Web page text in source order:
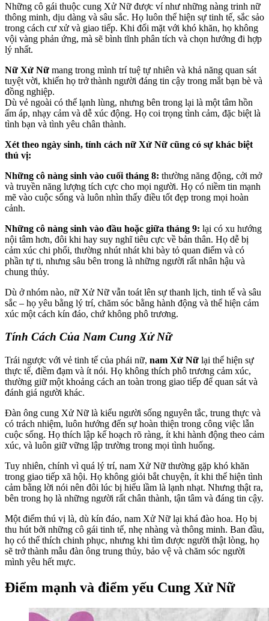
Những cô gái thuộc cung Xử Nữ được ví như những nàng trinh nữ
thông minh, dịu dàng và sâu sắc. Họ luôn thể hiện sự tinh tế, sắc sảo
trong cách cư xử và giao tiếp. Khi đối mặt với khó khăn, họ không
vội vàng phản ứng, mà sẽ bình tĩnh phân tích và chọn hướng đi hợp
lý nhất.
Nữ Xử Nữ mang trong mình trí tuệ tự nhiên và khả năng quan sát
tuyệt vời, khiến họ trở thành người đáng tin cậy trong mắt bạn bè và
đồng nghiệp.
Dù vẻ ngoài có thể lạnh lùng, nhưng bên trong lại là một tâm hồn
ấm áp, nhạy cảm và dễ xúc động. Họ coi trọng tình cảm, đặc biệt là
tình bạn và tình yêu chân thành.
Xét theo ngày sinh, tính cách nữ Xử Nữ cũng có sự khác biệt
thú vị:
Những cô nàng sinh vào cuối tháng 8: thường năng động, cởi mở
và truyền năng lượng tích cực cho mọi người. Họ có niềm tin mạnh
mẽ vào cuộc sống và luôn nhìn thấy điều tốt đẹp trong mọi hoàn
cảnh.
Những cô nàng sinh vào đầu hoặc giữa tháng 9: lại có xu hướng
nội tâm hơn, đôi khi hay suy nghĩ tiêu cực về bản thân. Họ dễ bị
cảm xúc chi phối, thường nhút nhát khi bày tỏ quan điểm và có
phần tự ti, nhưng sâu bên trong là những người rất nhân hậu và
chung thủy.
Dù ở nhóm nào, nữ Xử Nữ vẫn toát lên sự thanh lịch, tinh tế và sâu
sắc – họ yêu bằng lý trí, chăm sóc bằng hành động và thể hiện cảm
xúc một cách kín đáo, chứ không phô trương.
Tính Cách Của Nam Cung Xử Nữ
Trái ngược với vẻ tinh tế của phái nữ, nam Xử Nữ lại thể hiện sự
thực tế, điềm đạm và ít nói. Họ không thích phô trương cảm xúc,
thường giữ một khoảng cách an toàn trong giao tiếp để quan sát và
đánh giá người khác.
Đàn ông cung Xử Nữ là kiểu người sống nguyên tắc, trung thực và
có trách nhiệm, luôn hướng đến sự hoàn thiện trong công việc lẫn
cuộc sống. Họ thích lập kế hoạch rõ ràng, ít khi hành động theo cảm
xúc, và luôn giữ vững lập trường trong mọi tình huống.
Tuy nhiên, chính vì quá lý trí, nam Xử Nữ thường gặp khó khăn
trong giao tiếp xã hội. Họ không giỏi bắt chuyện, ít khi thể hiện tình
cảm bằng lời nói nên đôi lúc bị hiểu lầm là lạnh nhạt. Nhưng thật ra,
bên trong họ là những người rất chân thành, tận tâm và đáng tin cậy.
Một điểm thú vị là, dù kín đáo, nam Xử Nữ lại khá đào hoa. Họ bị
thu hút bởi những cô gái tinh tế, nhẹ nhàng và thông minh. Ban đầu,
họ có thể thích chinh phục, nhưng khi tìm được người thật lòng, họ
sẽ trở thành mẫu đàn ông trung thủy, bảo vệ và chăm sóc người
mình yêu hết mực.
Điểm mạnh và điểm yếu Cung Xử Nữ